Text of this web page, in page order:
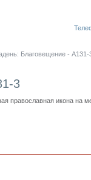
Благовещение - A131-
3
православная икона на